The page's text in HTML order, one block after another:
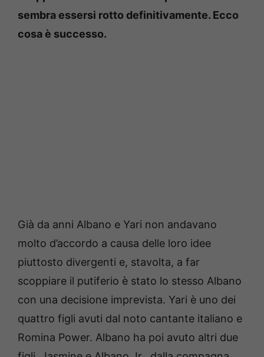
sembra essersi rotto definitivamente. Ecco
cosa è successo.
Già da anni Albano e Yari non andavano
molto d’accordo a causa delle loro idee
piuttosto divergenti e, stavolta, a far
scoppiare il putiferio è stato lo stesso Albano
con una decisione imprevista. Yari è uno dei
quattro figli avuti dal noto cantante italiano e
Romina Power. Albano ha poi avuto altri due